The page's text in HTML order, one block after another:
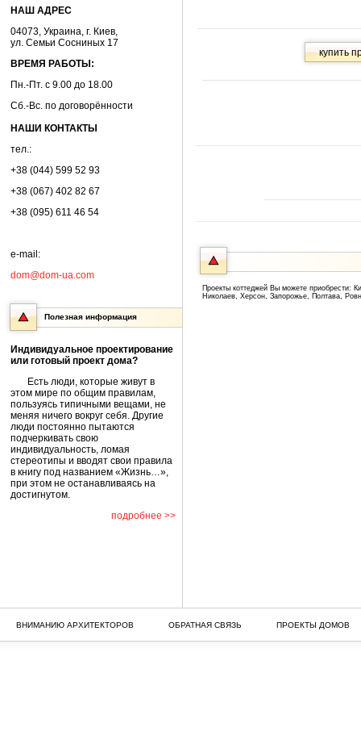
НАШ АДРЕС
04073, Украина, г. Киев,
ул. Семьи Сосниных 17
ВРЕМЯ РАБОТЫ:
Пн.-Пт. с 9.00 до 18.00
Сб.-Вс. по договорённости
НАШИ КОНТАКТЫ
тел.:
+38 (044) 599 52 93
+38 (067) 402 82 67
+38 (095) 611 46 54
e-mail:
dom@dom-ua.com
Полезная информация
Индивидуальное проектирование
или готовый проект дома?
Есть люди, которые живут в
этом мире по общим правилам,
пользуясь типичными вещами, не
меняя ничего вокруг себя. Другие
люди постоянно пытаются
подчеркивать свою
индивидуальность, ломая
стереотипы и вводят свои правила
в книгу под названием «Жизнь…»,
при этом не останавливаясь на
достигнутом.
подробнее >>
Проекты коттеджей Вы можете приобрести:
Николаев, Херсон, Запорожье, Полтава,
ВНИМАНИЮ АРХИТЕКТОРОВ ОБРАТНАЯ СВЯЗЬ ПРОЕКТЫ ДОМОВ